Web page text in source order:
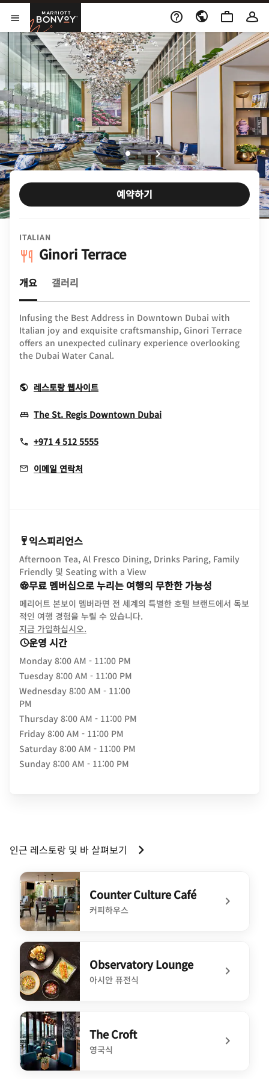
Skip to Content
메뉴 열기
Marriott Bonvoy
ITALIAN
Ginori Terrace
예약하기
개요 갤러리
Infusing the Best Address in Downtown Dubai with
Italian joy and exquisite craftsmanship, Ginori Terrace
offers an unexpected culinary experience overlooking
the Dubai Water Canal.
레스토랑 웹사이트Opens In New Window
The St. Regis Downtown DubaiOpens In New Window
+971 4 512 5555
이메일 연락처
익스피리언스
Afternoon Tea, Al Fresco Dining, Drinks Paring, Family
Friendly 및 Seating with a View
무료 멤버십으로 누리는 여행의 무한한 가능성
메리어트 본보이 멤버라면 전 세계의 특별한 호텔 브랜드에서 독보
적인 여행 경험을 누릴 수 있습니다.
지금 가입하십시오.
운영 시간
Monday 8:00 AM - 11:00 PM
Tuesday 8:00 AM - 11:00 PM
Wednesday 8:00 AM - 11:00
PM
Thursday 8:00 AM - 11:00 PM
Friday 8:00 AM - 11:00 PM
Saturday 8:00 AM - 11:00 PM
Sunday 8:00 AM - 11:00 PM
인근 레스토랑 및 바 살펴보기
Counter Culture Café
커피하우스
undefined Counter Culture Café
Observatory Lounge
아시안 퓨전식
undefined Observatory Lounge
The Croft
영국식